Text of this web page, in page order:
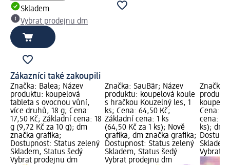
Skladem
Vybrat prodejnu dm
Zákazníci také zakoupili
Značka: Balea; Název
produktu: koupelová
tableta s ovocnou vůní,
více druhů, 18 g; Cena:
17,50 Kč; Základní cena: 18
g (9,72 Kč za 10 g); dm
značka grafika;
Dostupnost: Status zelený
Skladem, Status šedý
Vybrat prodejnu dm
Značka: SauBär; Název
produktu: koupelová koule
s hračkou Kouzelný les, 1
ks; Cena: 64,50 Kč;
Základní cena: 1 ks
(64,50 Kč za 1 ks); Nově
grafika, dm značka grafika;
Dostupnost: Status zelený
Skladem, Status šedý
Vybrat prodejnu dm
Značka:
koupele
Cena:
cena: 5
ks); dm
Vybrat